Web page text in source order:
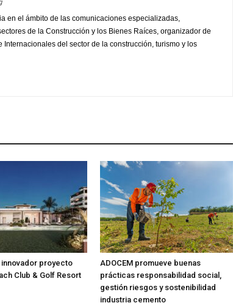
en el ámbito de las comunicaciones especializadas,
de la Construcción y los Bienes Raíces, organizador de
Internacionales del sector de la construcción, turismo y los
proyecto
Club & Golf Resort
ADOCEM promueve buenas
prácticas responsabilidad social,
gestión riesgos y sostenibilidad
industria cemento